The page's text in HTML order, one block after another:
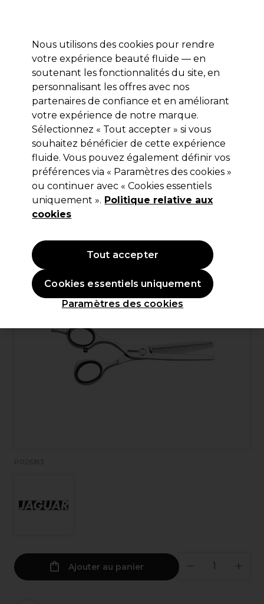
Se connecter
Marques Bons plans Coiffure Electro et Matériel
Livraison et délais
lire la suite
Jaguar
Jaguar Ciseaux Sculpteur Off SL
CJ40 Plus Effi Gaucher 5.25"
(0)
199,00 €Hors TVA
P026183
Ajouter au panier
Nous utilisons des cookies pour rendre
votre expérience beauté fluide — en
soutenant les fonctionnalités du site, en
personnalisant les offres avec nos
partenaires de confiance et en améliorant
votre expérience de notre marque.
Sélectionnez « Tout accepter » si vous
souhaitez bénéficier de cette expérience
fluide. Vous pouvez également définir vos
préférences via « Paramètres des cookies »
ou continuer avec « Cookies essentiels
uniquement ». Politique relative aux
cookies
Paramètres des cookies
Cookies essentiels uniquement
Tout accepter